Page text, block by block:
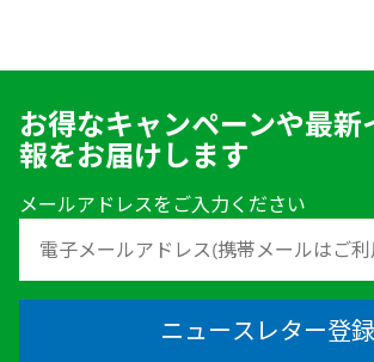
お得なキャンペーンや最新
報をお届けします
メールアドレスをご入力ください
ニュースレター登録